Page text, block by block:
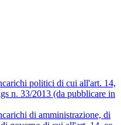
politici di cui all'art. 14,
n. 33/2013 (da pubblicare in
di amministrazione, di